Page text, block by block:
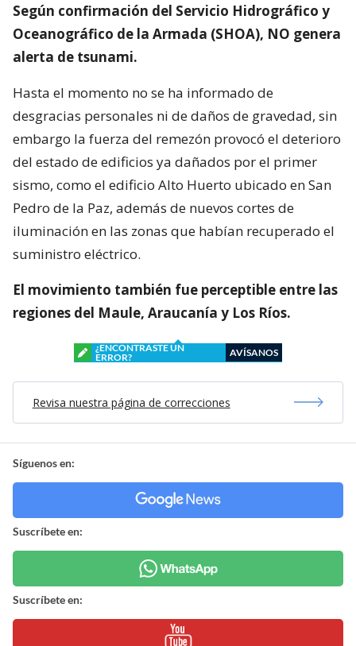
Según confirmación del Servicio Hidrográfico y
Oceanográfico de la Armada (SHOA), NO genera
alerta de tsunami.
Hasta el momento no se ha informado de
desgracias personales ni de daños de gravedad, sin
embargo la fuerza del remezón provocó el deterioro
del estado de edificios ya dañados por el primer
sismo, como el edificio Alto Huerto ubicado en San
Pedro de la Paz, además de nuevos cortes de
iluminación en las zonas que habían recuperado el
suministro eléctrico.
El movimiento también fue perceptible entre las
regiones del Maule, Araucanía y Los Ríos.
¿ENCONTRASTE UN
ERROR?
AVÍSANOS
Revisa nuestra página de correcciones
Síguenos en:
Suscríbete en:
Suscríbete en: